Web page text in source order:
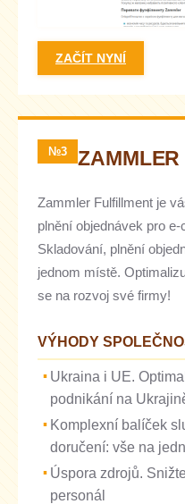
ZAČÍT NYNÍ
№3
Zammler Fulfillment je
plnění objednávek pro
Skladování, plnění
jednom místě.
se na rozvoj své firmy!
VÝHODY
Ukraina i UE.
podnikání na
Komplexní balíček
doručení: vše na
Úspora zdrojů.
personál